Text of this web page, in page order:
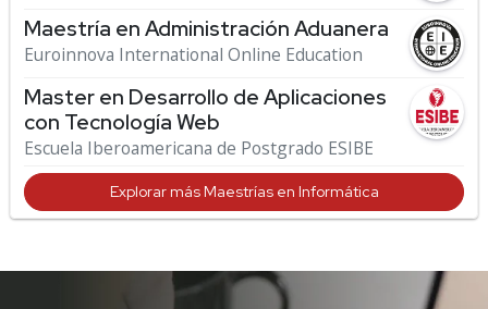
Maestría en Administración Aduanera
Euroinnova International Online Education
Master en Desarrollo de Aplicaciones
con Tecnología Web
Escuela Iberoamericana de Postgrado ESIBE
Explorar más Maestrías en Informática